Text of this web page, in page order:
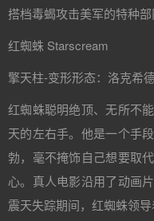
搭档毒蝎攻击美军的特种部
红蜘蛛 Starscream
擎天柱-变形形态：洛克希
红蜘蛛聪明绝顶、无所不
天的左右手。他是一个手
勃，毫不掩饰自己想要取
心。真人电影沿用了动画
震天失踪期间，红蜘蛛领导